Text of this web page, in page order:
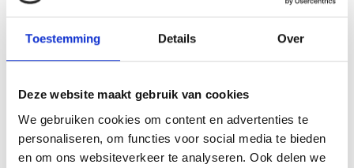
Toestemming Details Over
Deze website maakt gebruik van cookies
We gebruiken cookies om content en advertenties te
personaliseren, om functies voor social media te bieden
en om ons websiteverkeer te analyseren. Ook delen we
Zondag12:00 - 21:00